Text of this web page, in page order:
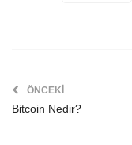
ÖNCEKI
Bitcoin Nedir?